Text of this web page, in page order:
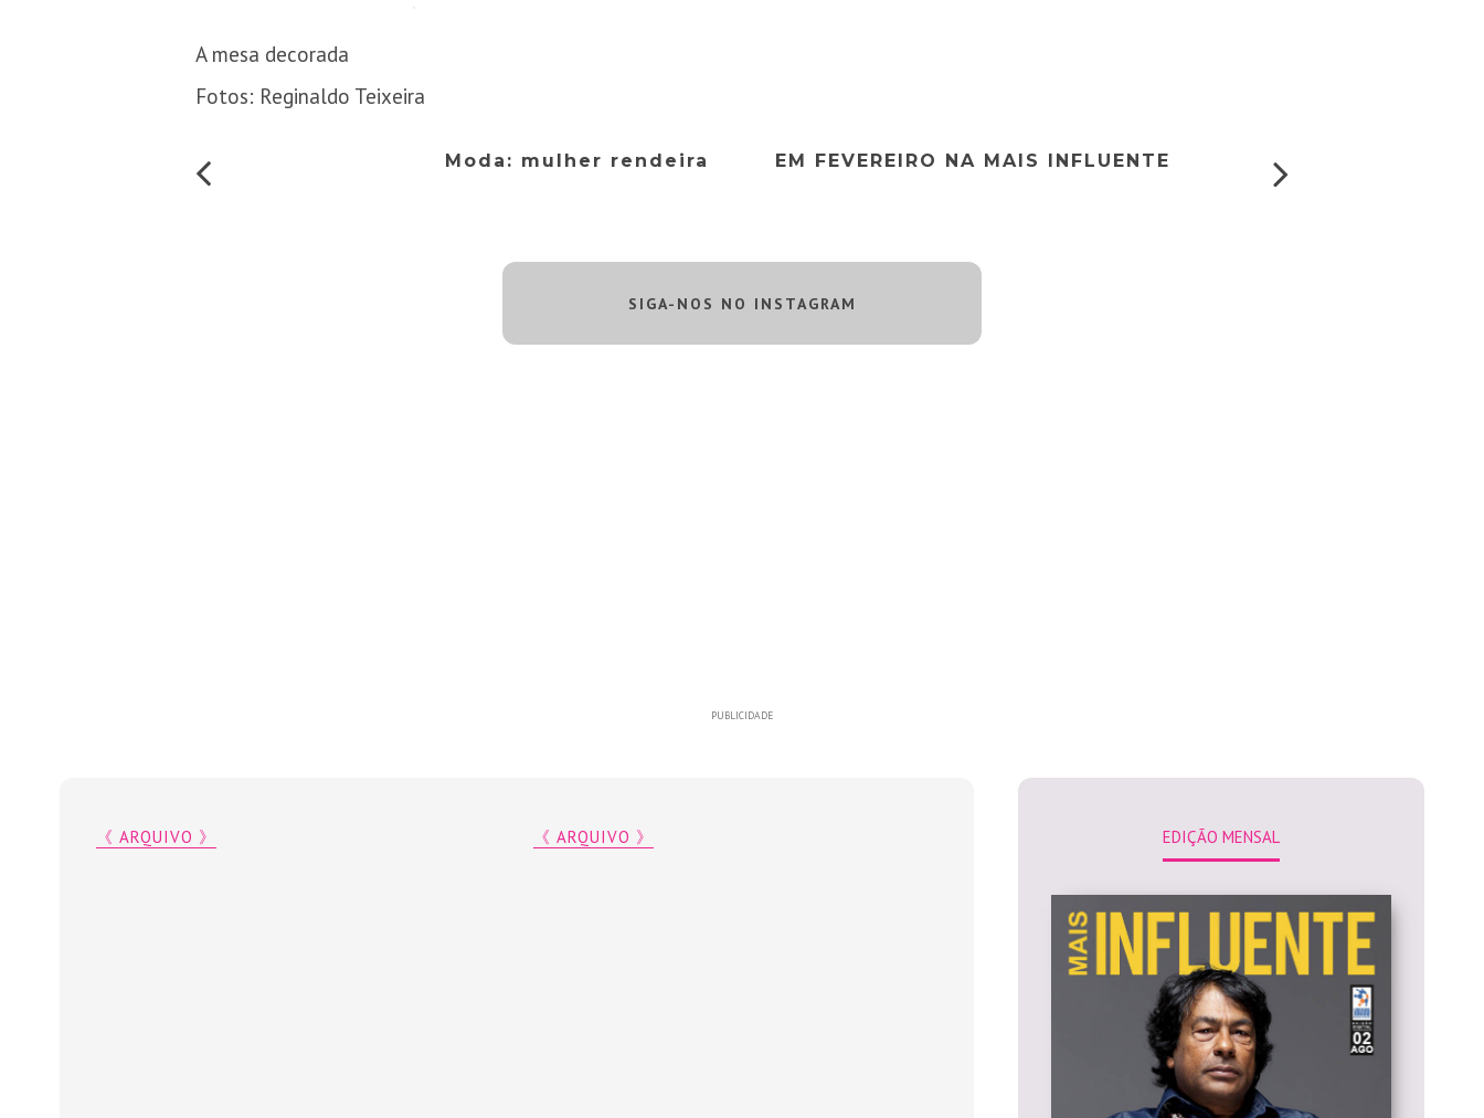
A mesa decorada
Fotos: Reginaldo Teixeira
Moda: mulher rendeira EM FEVEREIRO NA MAIS INFLUENTE
SIGA-NOS NO INSTAGRAM
PUBLICIDADE
《 ARQUIVO 》
《 ARQUIVO 》 EDIÇÃO MENSAL